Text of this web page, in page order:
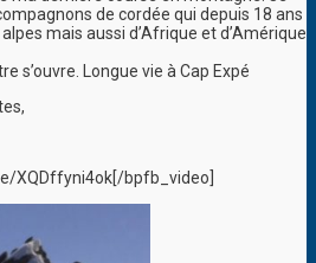
de cordée qui depuis 18 ans
mais aussi d’Afrique et d’Amérique
s’ouvre. Longue vie à Cap Expé
XQDffyni4ok[/bpfb_video]